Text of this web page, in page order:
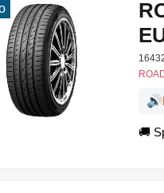
🔊
🚚